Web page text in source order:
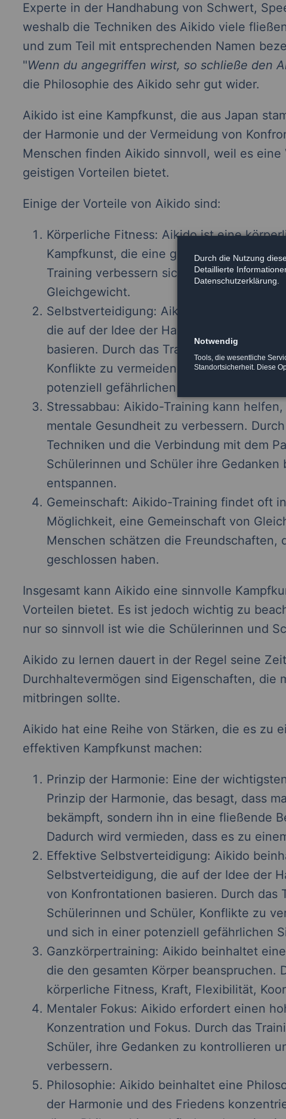
Experte in der Handhabung von Schwert,
weshalb die Techniken des Aikido viele
und zum Teil mit entsprechenden Namen
"Wenn du angegriffen wirst, so schließe den
die Philosophie des Aikido sehr gut wider.
Aikido ist eine Kampfkunst, die aus Japan
der Harmonie und der Vermeidung von
Menschen finden Aikido sinnvoll, weil es
geistigen Vorteilen bietet.
Einige der Vorteile von Aikido sind:
Körperliche Fitness: Aikido ist eine
Kampfkunst, die eine gute körperliche
Training verbessern sich Ausdauer,
Gleichgewicht.
Selbstverteidigung: Aikido beinhaltet
die auf der Idee der Harmonie und der
basieren. Durch das Training lernen die
Konflikte zu vermeiden oder zu
potenziell gefährlichen Situation zu
Stressabbau: Aikido-Training kann
mentale Gesundheit zu verbessern.
Techniken und die Verbindung mit dem
Schülerinnen und Schüler ihre Gedanken
entspannen.
Gemeinschaft: Aikido-Training findet oft
Möglichkeit, eine Gemeinschaft von
Menschen schätzen die Freundschaften,
geschlossen haben.
Insgesamt kann Aikido eine sinnvolle
Vorteilen bietet. Es ist jedoch wichtig zu
nur so sinnvoll ist wie die Schülerinnen und
Aikido zu lernen dauert in der Regel seine
Durchhaltevermögen sind Eigenschaften, die
mitbringen sollte.
Aikido hat eine Reihe von Stärken, die es zu
effektiven Kampfkunst machen:
Prinzip der Harmonie: Eine der
Prinzip der Harmonie, das besagt, dass
bekämpft, sondern ihn in eine fließende
Dadurch wird vermieden, dass es zu
Effektive Selbstverteidigung: Aikido
Selbstverteidigung, die auf der Idee der
von Konfrontationen basieren. Durch das
Schülerinnen und Schüler, Konflikte zu
und sich in einer potenziell gefährlichen
Ganzkörpertraining: Aikido beinhaltet
die den gesamten Körper beanspruchen.
körperliche Fitness, Kraft, Flexibilität,
Mentaler Fokus: Aikido erfordert einen
Konzentration und Fokus. Durch das
Schüler, ihre Gedanken zu kontrollieren
verbessern.
Philosophie: Aikido beinhaltet eine
der Harmonie und des Friedens
Durch die Nutzung
Detaillierte
Datenschutzerklärung.
Notwendig
Tools, die wesentliche
Standortsicherheit. Diese